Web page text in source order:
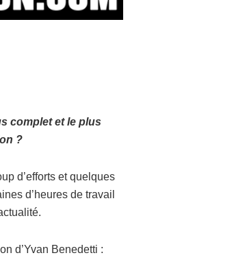
complet et le plus
?
d’efforts et quelques
d’heures de travail
d’Yvan Benedetti :